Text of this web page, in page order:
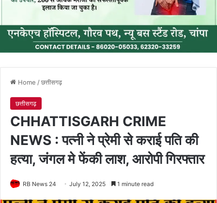
Home /छत्तीसगढ़
छत्तीसगढ़
CHHATTISGARH CRIME
NEWS : पत्नी ने प्रेमी से कराई पति की
हत्या, जंगल मे फेंकी लाश, आरोपी गिरफ्तार
RB News 24 July 12, 2025 1 minute read